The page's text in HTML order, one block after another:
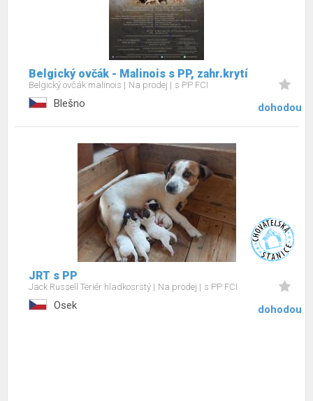
Belgický ovčák - Malinois s PP, zahr.krytí
Belgický ovčák malinois Na prodej s PP FCI
Blešno dohodou
JRT s PP
Jack Russell Teriér hladkosrstý Na prodej s PP FCI
Osek dohodou